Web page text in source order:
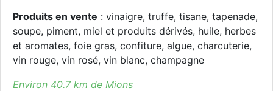
Produits en vente : vinaigre, truffe, tisane, tapenade,
soupe, piment, miel et produits dérivés, huile, herbes
et aromates, foie gras, confiture, algue, charcuterie,
vin rouge, vin rosé, vin blanc, champagne
Environ 40.7 km de Mions